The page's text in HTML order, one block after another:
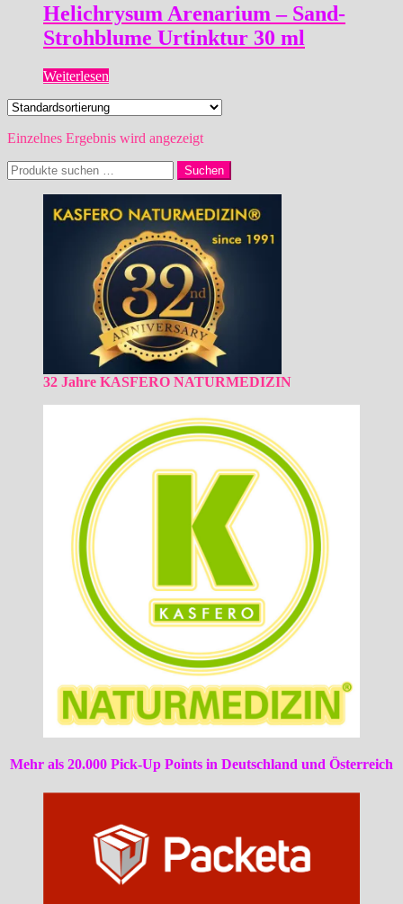
Helichrysum Arenarium – Sand-
Strohblume Urtinktur 30 ml
Weiterlesen
Einzelnes Ergebnis wird angezeigt
Suchen
nach:
Suchen
32 Jahre KASFERO NATURMEDIZIN
Mehr als 20.000 Pick-Up Points in Deutschland und Österreich